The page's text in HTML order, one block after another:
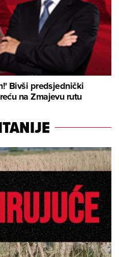
Bivši predsjednički
na Zmajevu rutu